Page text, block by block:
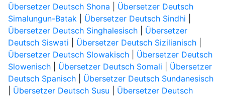
Übersetzer Deutsch Shona
Übersetzer Deutsch
Simalungun-Batak| Übersetzer Deutsch Sindhi
Übersetzer Deutsch Singhalesisch| Übersetzer
Deutsch Siswati
Übersetzer Deutsch Sizilianisch|
Übersetzer Deutsch Slowakisch| Übersetzer Deutsch
Slowenisch| Übersetzer Deutsch Somali
Übersetzer
Deutsch Spanisch| Übersetzer Deutsch Sundanesisch
Übersetzer Deutsch Susu
Übersetzer Deutsch